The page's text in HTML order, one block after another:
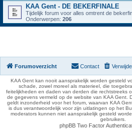
KAA Gent - DE BEKERFINALE
Tijdelijk forum voor alles omtrent de
Onderwerpen: 206
Forumoverzicht Contact
KAA Gent kan nooit aansprakelijk worden gesteld
schade, zowel moreel als materieel, die
feitelijkheden en daden van derden die rechtstreeks
de gegevens vermeld op de website van KAA Gent.
geldt inzonderheid voor het forum, waarvan KAA
is dus verantwoordelijk voor zijn uitlatingen op het
moderators kunnen niet aansprakelijk gesteld
gebruikers.
phpBB Two Factor